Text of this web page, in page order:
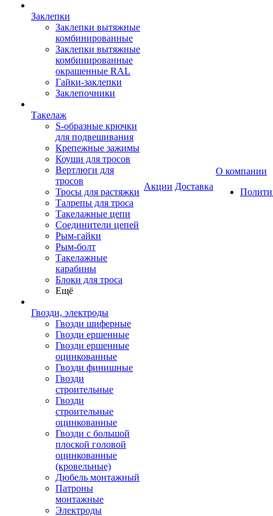
Заклепки
Заклепки вытяжные
комбинированные
Заклепки вытяжные
комбинированные
окрашенные RAL
Гайки-заклепки
Заклепочники
Такелаж
S-образные крючки
для подвешивания
Крепежные зажимы
Коуши для тросов
Вертлюги для
тросов
Тросы для растяжки
Талрепы для троса
Такелажные цепи
Соединители цепей
Рым-гайки
Рым-болт
Такелажные
карабины
Блоки для троса
Ещё
Гвозди, электроды
Гвозди шиферные
Гвозди ершенные
Гвозди ершенные
оцинкованные
Гвозди финишные
Гвозди
строительные
Гвозди
строительные
оцинкованные
Гвозди с большой
плоской головой
оцинкованные
(кровельные)
Дюбель монтажный
Патроны
монтажные
Электроды
Акции Доставка
О компании